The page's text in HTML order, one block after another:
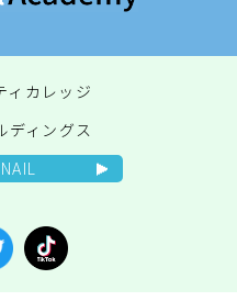
ィカレッジ
ディングス